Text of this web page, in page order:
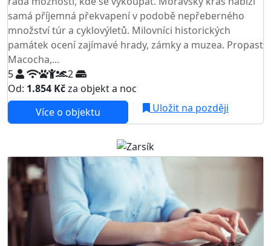
samá příjemná překvapení v podobě nepřeberného
množství túr a cyklovýletů. Milovníci historických
památek ocení zajímavé hrady, zámky a muzea. Propast
Macocha,...
5
2
Od: 1.854 Kčza objekt a noc
Více o objektu
Uložit na později